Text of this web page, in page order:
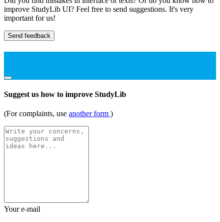
improve StudyLib UI? Feel free to send suggestions. It's very
important for us!
Send feedback
Suggest us how to improve StudyLib
(For complaints, use another form )
Your e-mail